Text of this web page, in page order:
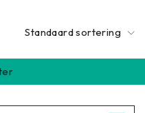
Standaard sortering